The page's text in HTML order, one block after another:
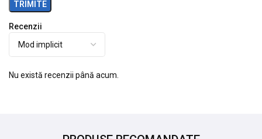
Recenzii
Nu există recenzii până acum.